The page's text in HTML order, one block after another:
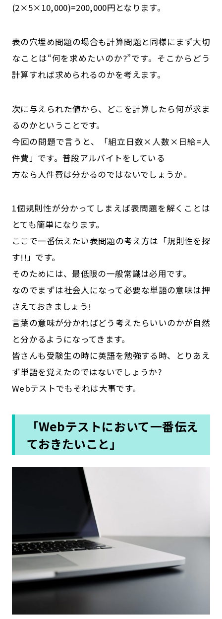
(2×5×10,000)=200,000円となります。
表の穴埋め問題の場合も計算問題と同様にまず大切
なことは“何を求めたいのか?”です。そこからどう
計算すれば求められるのかを考えます。
次に与えられた値から、どこを計算したら何が求ま
るのかということです。
今回の問題で言うと、「組立日数×人数×日給=人
件費」です。普段アルバイトをしている
方なら人件費は分かるのではないでしょうか。
1個規則性が分かってしまえば表問題を解くことは
とても簡単になります。
ここで一番伝えたい表問題の考え方は「規則性を探
す!!」です。
そのためには、最低限の一般常識は必用です。
なのでまずは社会人になって必要な単語の意味は押
さえておきましょう!
言葉の意味が分かればどう考えたらいいのかが自然
と分かるようになってきます。
皆さんも受験生の時に英語を勉強する時、とりあえ
ず単語を覚えたのではないでしょうか?
Webテストでもそれは大事です。
「Webテストにおいて一番伝え
ておきたいこと」